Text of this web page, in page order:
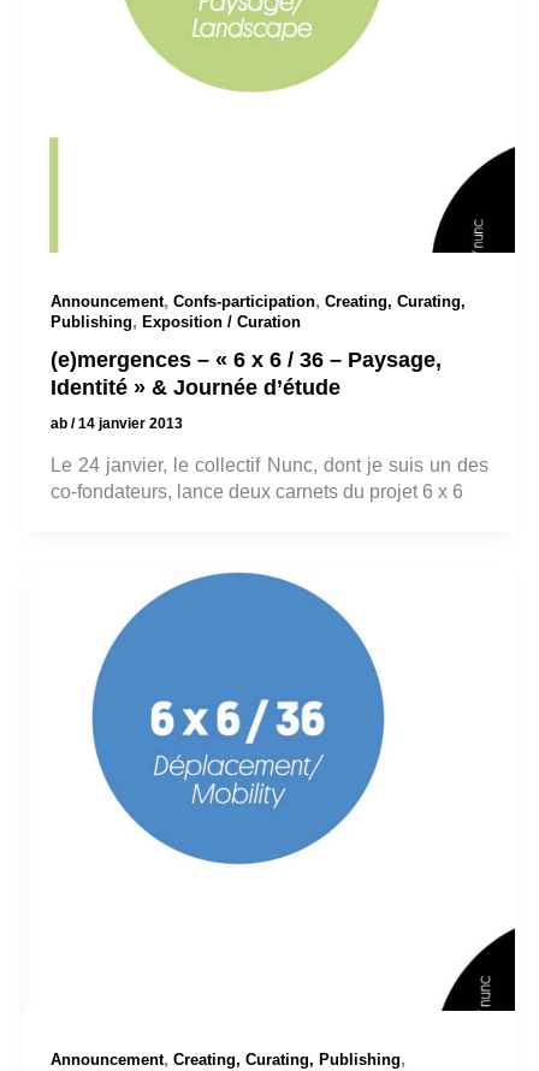
Announcement, Confs-participation, Creating, Curating,
Publishing, Exposition / Curation
(e)mergences – « 6 x 6 / 36 – Paysage,
Identité » & Journée d’étude
ab /14 janvier 2013
Le 24 janvier, le collectif Nunc, dont je suis un des
co-fondateurs, lance deux carnets du projet 6 x 6
Announcement, Creating, Curating, Publishing,